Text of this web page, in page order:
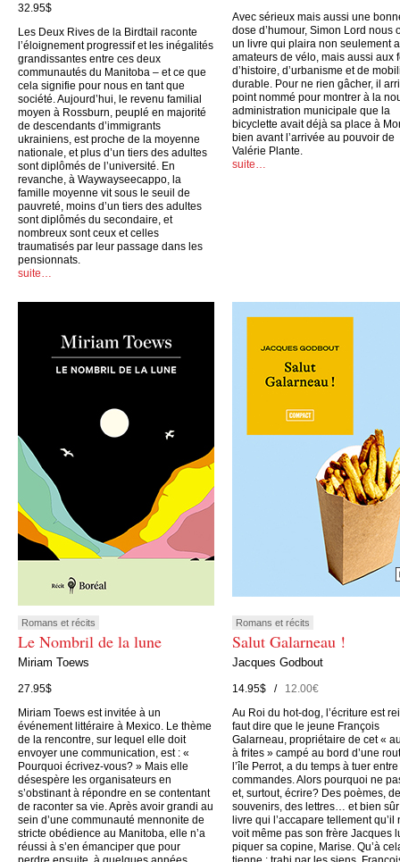
32.95$
Les Deux Rives de la Birdtail raconte
l’éloignement progressif et les inégalités
grandissantes entre ces deux
communautés du Manitoba – et ce que
cela signifie pour nous en tant que
société. Aujourd’hui, le revenu familial
moyen à Rossburn, peuplé en majorité
de descendants d’immigrants
ukrainiens, est proche de la moyenne
nationale, et plus d’un tiers des adultes
sont diplômés de l’université. En
revanche, à Waywayseecappo, la
famille moyenne vit sous le seuil de
pauvreté, moins d’un tiers des adultes
sont diplômés du secondaire, et
nombreux sont ceux et celles
traumatisés par leur passage dans les
pensionnats.
suite…
Avec sérieux mais aussi une
dose d’humour, Simon Lord nous
un livre qui plaira non seulement
amateurs de vélo, mais aussi aux
d’histoire, d’urbanisme et de
durable. Pour ne rien gâcher, il
point nommé pour montrer à la
administration municipale que la
bicyclette avait déjà sa place à
bien avant l’arrivée au pouvoir de
Valérie Plante.
suite…
Romans et récits
Le Nombril de la lune
Miriam Toews
27.95$
Miriam Toews est invitée à un
événement littéraire à Mexico. Le thème
de la rencontre, sur lequel elle doit
envoyer une communication, est : «
Pourquoi écrivez-vous? » Mais elle
désespère les organisateurs en
s’obstinant à répondre en se contentant
de raconter sa vie. Après avoir grandi au
sein d’une communauté mennonite de
stricte obédience au Manitoba, elle n’a
réussi à s’en émanciper que pour
Romans et récits
Salut Galarneau !
Jacques Godbout
14.95$ /12.00€
Au Roi du hot-dog, l’écriture est
faut dire que le jeune François
Galarneau, propriétaire de cet «
à frites » campé au bord d’une
l’île Perrot, a du temps à tuer
commandes. Alors pourquoi ne
et, surtout, écrire? Des poèmes,
souvenirs, des lettres… et bien
livre qui l’accapare tellement qu’il
voit même pas son frère Jacques
piquer sa copine, Marise. Qu’à